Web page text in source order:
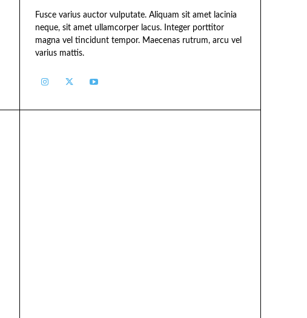
Fusce varius auctor vulputate. Aliquam sit amet lacinia
neque, sit amet ullamcorper lacus. Integer porttitor
magna vel tincidunt tempor. Maecenas rutrum, arcu vel
varius mattis.